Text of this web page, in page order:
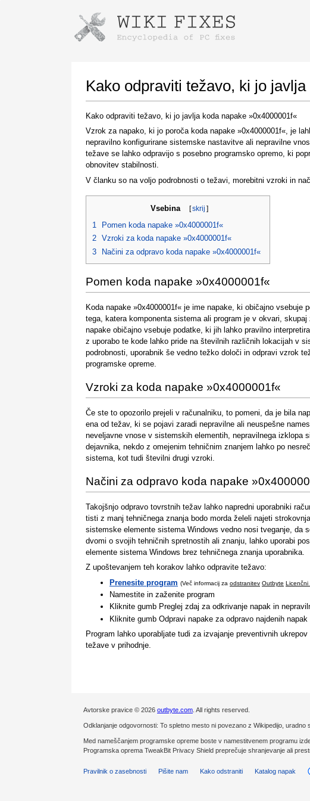
Kako odpraviti težavo, ki jo
Kako odpraviti težavo, ki jo javlja koda napake »0x4000001f«
Vzrok za napako, ki jo poroča koda napake »0x4000001f«, je
nepravilno konfigurirane sistemske nastavitve ali nepravilne
težave se lahko odpravijo s posebno programsko opremo, ki
obnovitev stabilnosti.
V članku so na voljo podrobnosti o težavi, morebitni vzroki in
Vsebina [skrij ]
1
Pomen koda napake »0x4000001f«
2 Vzroki za koda napake »0x4000001f«
3
Načini za odpravo koda napake »0x4000001f«
Pomen koda napake »0x4000001f«
Koda napake »0x4000001f« je ime napake, ki običajno
tega, katera komponenta sistema ali program je v okvari,
napake običajno vsebuje podatke, ki jih lahko pravilno
z uporabo te kode lahko pride na številnih različnih lokacijah v
podrobnosti, uporabnik še vedno težko določi in odpravi vzrok
programske opreme.
Vzroki za koda napake »0x4000001f«
Če ste to opozorilo prejeli v računalniku, to pomeni, da je bila
ena od težav, ki se pojavi zaradi nepravilne ali neuspešne
neveljavne vnose v sistemskih elementih, nepravilnega izklopa
dejavnika, nekdo z omejenim tehničnim znanjem lahko po
sistema, kot tudi številni drugi vzroki.
Načini za odpravo koda napake
Takojšnjo odpravo tovrstnih težav lahko napredni uporabniki
tisti z manj tehničnega znanja bodo morda želeli najeti
sistemske elemente sistema Windows vedno nosi tveganje, da
dvomi o svojih tehničnih spretnostih ali znanju, lahko uporabi
elemente sistema Windows brez tehničnega znanja uporabnika.
Z upoštevanjem teh korakov lahko odpravite težavo:
Prenesite program (Več informacij za odstranitev Outbyte Licenčni
Namestite in zaženite program
Kliknite gumb Preglej zdaj za odkrivanje napak in
Kliknite gumb Odpravi napake za odpravo najdenih napak
Program lahko uporabljate tudi za izvajanje preventivnih
težave v prihodnje.
Avtorske pravice © 2026 outbyte.com . All rights reserved.
Odklanjanje odgovornosti: To spletno mesto ni povezano z Wikipedijo,
Med nameščanjem programske opreme boste v namestitvenem programu
Programska oprema TweakBit Privacy Shield preprečuje shranjevanje ali
Pravilnik o zasebnosti Pišite nam Kako odstraniti Katalog napak
Instructions for downloading using Google
Once the download is complete, click on the
downloaded file link